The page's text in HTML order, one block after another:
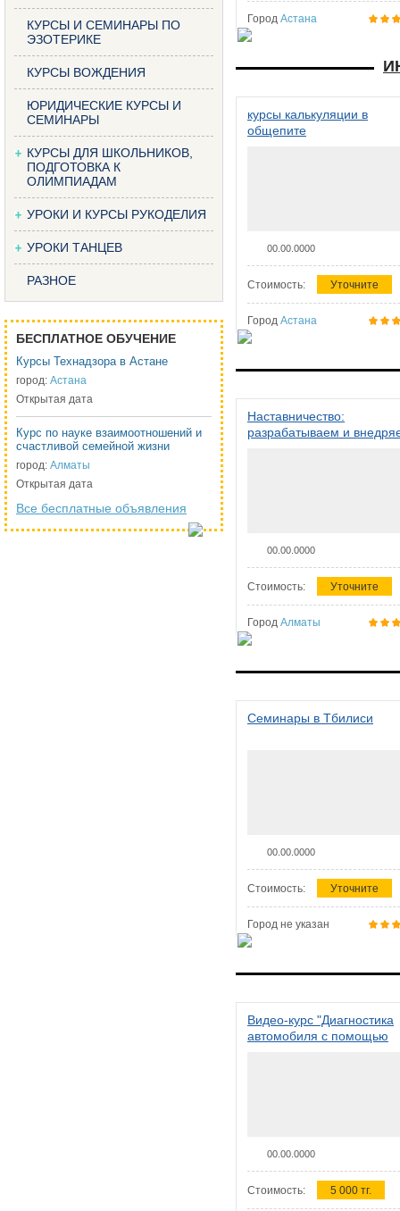
КУРСЫ И СЕМИНАРЫ ПО
ЭЗОТЕРИКЕ
КУРСЫ ВОЖДЕНИЯ
ЮРИДИЧЕСКИЕ КУРСЫ И
СЕМИНАРЫ
КУРСЫ ДЛЯ ШКОЛЬНИКОВ,
ПОДГОТОВКА К
ОЛИМПИАДАМ
УРОКИ И КУРСЫ РУКОДЕЛИЯ
УРОКИ ТАНЦЕВ
РАЗНОЕ
БЕСПЛАТНОЕ ОБУЧЕНИЕ
Курсы Технадзора в Астане
город: Астана
Открытая дата
Курс по науке взаимоотношений и
счастливой семейной жизни
город: Алматы
Открытая дата
Все бесплатные объявления
Город Астана
курсы калькуляции в
общепите
00.00.0000
Стоимость: Уточните
Город Астана
Наставничество:
разрабатываем и
00.00.0000
Стоимость: Уточните
Город Алматы
Семинары в Тбилиси
00.00.0000
Стоимость: Уточните
Город не указан
Видео-курс "Диагностика
автомобиля с помощью
00.00.0000
Стоимость: 5 000 тг.